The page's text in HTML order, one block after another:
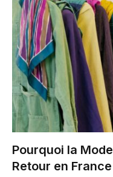
Pourquoi la
Retour en France